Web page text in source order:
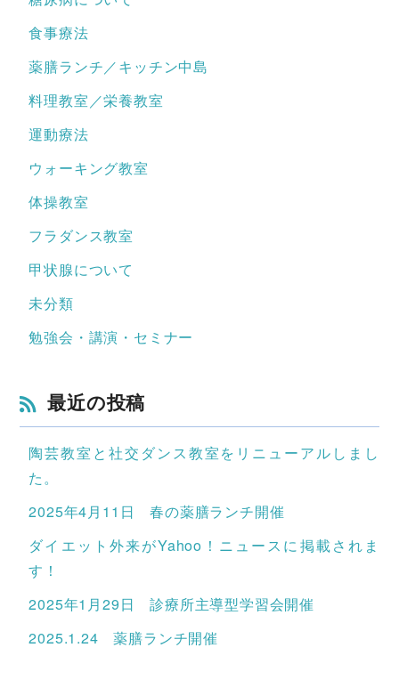
食事療法
薬膳ランチ／キッチン中島
料理教室／栄養教室
運動療法
ウォーキング教室
体操教室
フラダンス教室
甲状腺について
未分類
勉強会・講演・セミナー
最近の投稿
陶芸教室と社交ダンス教室をリニューアルしまし
た。
2025年4月11日 春の薬膳ランチ開催
ダイエット外来がYahoo！ニュースに掲載されま
す！
2025年1月29日 診療所主導型学習会開催
2025.1.24 薬膳ランチ開催